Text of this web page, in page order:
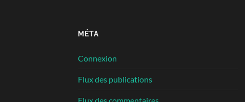
MÉTA
Connexion
Flux des publications